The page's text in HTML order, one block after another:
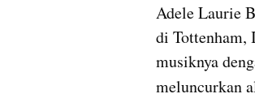
Adele Laurie
di Tottenham,
musiknya
meluncurkan